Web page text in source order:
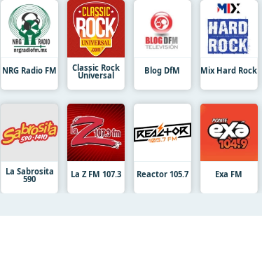
NRG Radio FM Classic Rock
Universal Blog DfM Mix Hard Rock
La Sabrosita
590 La Z FM 107.3 Reactor 105.7 Exa FM